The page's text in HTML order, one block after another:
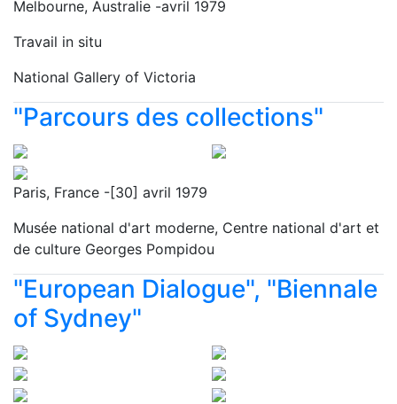
Melbourne, Australie -avril 1979
Travail in situ
National Gallery of Victoria
"Parcours des collections"
Paris, France -[30] avril 1979
Musée national d'art moderne, Centre national d'art et
de culture Georges Pompidou
"European Dialogue", "Biennale
of Sydney"